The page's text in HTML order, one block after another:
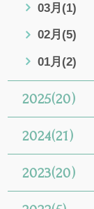
03月(1)
02月(5)
01月(2)
2025(20)
2024(21)
2023(20)